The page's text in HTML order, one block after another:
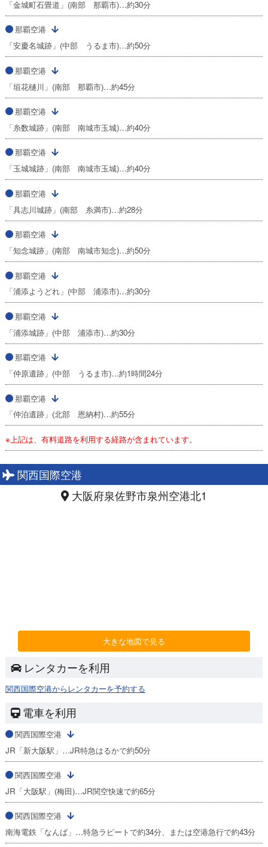
「金城町石畳道」(南部 那覇市)…約30分
那覇空港
「安慶名城跡」(中部 うるま市)…約50分
那覇空港
「垣花樋川」(南部 那覇市)…約45分
那覇空港
「糸数城跡」(南部 南城市玉城)…約40分
那覇空港
「玉城城跡」(南部 南城市玉城)…約40分
那覇空港
「具志川城跡」(南部 糸満市)…約28分
那覇空港
「知念城跡」(南部 南城市知念)…約50分
那覇空港
「浦添ようどれ」(中部 浦添市)…約30分
那覇空港
「浦添城跡」(中部 浦添市)…約30分
那覇空港
「仲原遺跡」(中部 うるま市)…約1時間24分
那覇空港
「仲泊遺跡」(北部 恩納村)…約55分
※上記は、有料道路を利用する経路が含まれています。
関西国際空港
大阪府泉佐野市泉州空港北1
大きな地図で見る
レンタカーを利用
関西国際空港からレンタカーを予約する
電車を利用
関西国際空港
JR「新大阪駅」…JR特急はるかで約50分
関西国際空港
JR「大阪駅」(梅田)…JR関空快速で約65分
関西国際空港
南海電鉄「なんば」…特急ラピートで約34分、または空港急行で約43分